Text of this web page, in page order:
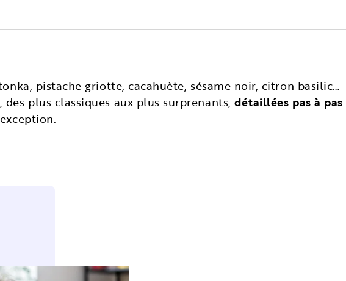
pistache griotte, cacahuète, sésame noir, citron basilic…
, des plus classiques aux plus surprenants,détaillées pas à pas